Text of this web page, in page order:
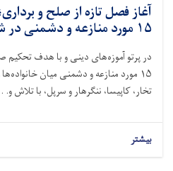
آغاز فصل تازه از صلح و
۱۵ مورد منازعه و دشمنی در شش ولایت
در پرتو آموزه‌های دینی و با هدف
۱۵ مورد منازعه و دشمنی میان خانواده‌ها
تخار، کاپیسا، ننگرهار و سرپل، با تلاش و.
بیشتر